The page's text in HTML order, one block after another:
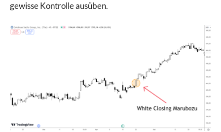
gewisse Kontrolle ausüben.